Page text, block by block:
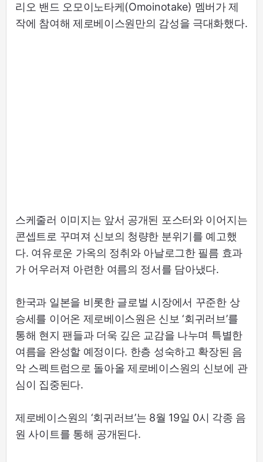
리오 밴드 오모이노타케(Omoinotake) 멤버가 제
작에 참여해 제로베이스원만의 감성을 극대화했다.
스케줄러 이미지는 앞서 공개된 포스터와 이어지는
콘셉트로 꾸며져 신보의 청량한 분위기를 예고했
다. 여유로운 가옥의 정취와 아날로그한 필름 효과
가 어우러져 아련한 여름의 정서를 담아냈다.
한국과 일본을 비롯한 글로벌 시장에서 꾸준한 상
승세를 이어온 제로베이스원은 신보 ‘회귀러브’를
통해 현지 팬들과 더욱 깊은 교감을 나누며 특별한
여름을 완성할 예정이다. 한층 성숙하고 확장된 음
악 스펙트럼으로 돌아올 제로베이스원의 신보에 관
심이 집중된다.
제로베이스원의 ‘회귀러브’는 8월 19일 0시 각종 음
원 사이트를 통해 공개된다.